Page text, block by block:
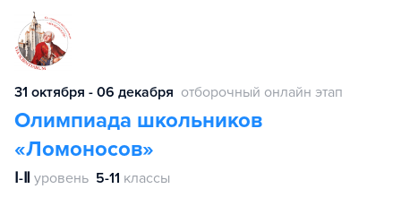
31 октября - 06 декабря отборочный онлайн этап
Олимпиада школьников
«Ломоносов»
Ⅰ-Ⅱ уровень 5-11 классы